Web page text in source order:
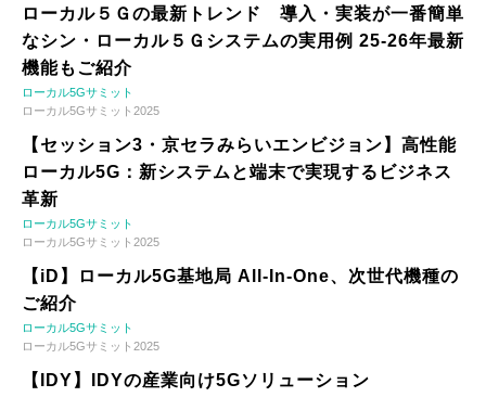
ローカル５Ｇの最新トレンド 導入・実装が一番簡単
なシン・ローカル５Ｇシステムの実用例 25-26年最新
機能もご紹介
ローカル5Gサミット
ローカル5Gサミット2025
【セッション3・京セラみらいエンビジョン】高性能
ローカル5G：新システムと端末で実現するビジネス
革新
ローカル5Gサミット
ローカル5Gサミット2025
【iD】ローカル5G基地局 All-In-One、次世代機種の
ご紹介
ローカル5Gサミット
ローカル5Gサミット2025
【IDY】IDYの産業向け5Gソリューション